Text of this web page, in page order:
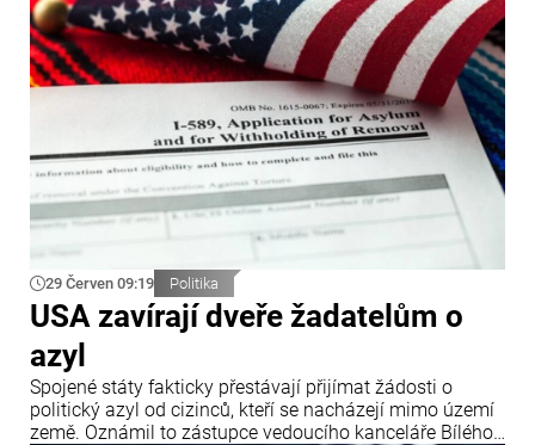
29 Červen 09:19 Politika
USA zavírají dveře žadatelům o
azyl
Spojené státy fakticky přestávají přijímat žádosti o
politický azyl od cizinců, kteří se nacházejí mimo území
země. Oznámil to zástupce vedoucího kanceláře Bílého